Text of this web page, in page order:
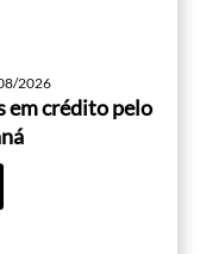
2026
em crédito pelo